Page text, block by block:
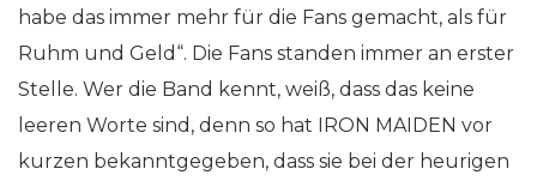
habe das immer mehr für die Fans gemacht, als für
Ruhm und Geld“. Die Fans standen immer an erster
Stelle. Wer die Band kennt, weiß, dass das keine
leeren Worte sind, denn so hat IRON MAIDEN vor
kurzen bekanntgegeben, dass sie bei der heurigen